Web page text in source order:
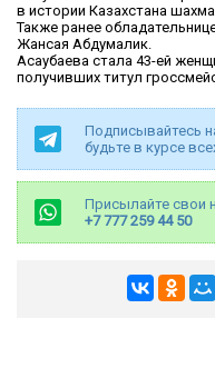
в истории Казахстана
Также ранее
Жансая Абдумалик.
Асаубаева стала 43-ей
получивших титул
Подписывайтесь
будьте в курсе
Присылайте свои
+7 777 259 44 50